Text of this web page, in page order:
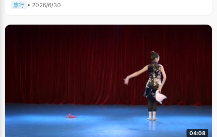
旅行 • 2026/6/30
04:08